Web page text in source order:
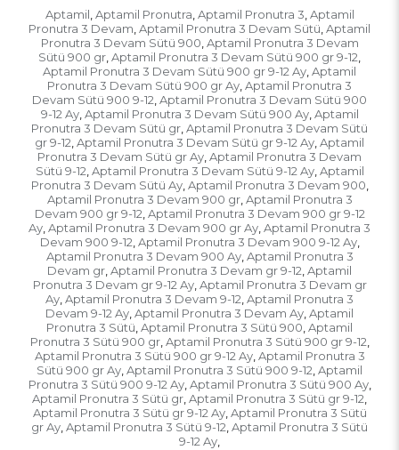
Aptamil, Aptamil Pronutra, Aptamil Pronutra 3, Aptamil
Pronutra 3 Devam, Aptamil Pronutra 3 Devam Sütü, Aptamil
Pronutra 3 Devam Sütü 900, Aptamil Pronutra 3 Devam
Sütü 900 gr, Aptamil Pronutra 3 Devam Sütü 900 gr 9-12,
Aptamil Pronutra 3 Devam Sütü 900 gr 9-12 Ay, Aptamil
Pronutra 3 Devam Sütü 900 gr Ay, Aptamil Pronutra 3
Devam Sütü 900 9-12, Aptamil Pronutra 3 Devam Sütü 900
9-12 Ay, Aptamil Pronutra 3 Devam Sütü 900 Ay, Aptamil
Pronutra 3 Devam Sütü gr, Aptamil Pronutra 3 Devam Sütü
gr 9-12, Aptamil Pronutra 3 Devam Sütü gr 9-12 Ay, Aptamil
Pronutra 3 Devam Sütü gr Ay, Aptamil Pronutra 3 Devam
Sütü 9-12, Aptamil Pronutra 3 Devam Sütü 9-12 Ay, Aptamil
Pronutra 3 Devam Sütü Ay, Aptamil Pronutra 3 Devam 900,
Aptamil Pronutra 3 Devam 900 gr, Aptamil Pronutra 3
Devam 900 gr 9-12, Aptamil Pronutra 3 Devam 900 gr 9-12
Ay, Aptamil Pronutra 3 Devam 900 gr Ay, Aptamil Pronutra 3
Devam 900 9-12, Aptamil Pronutra 3 Devam 900 9-12 Ay,
Aptamil Pronutra 3 Devam 900 Ay, Aptamil Pronutra 3
Devam gr, Aptamil Pronutra 3 Devam gr 9-12, Aptamil
Pronutra 3 Devam gr 9-12 Ay, Aptamil Pronutra 3 Devam gr
Ay, Aptamil Pronutra 3 Devam 9-12, Aptamil Pronutra 3
Devam 9-12 Ay, Aptamil Pronutra 3 Devam Ay, Aptamil
Pronutra 3 Sütü, Aptamil Pronutra 3 Sütü 900, Aptamil
Pronutra 3 Sütü 900 gr, Aptamil Pronutra 3 Sütü 900 gr 9-12,
Aptamil Pronutra 3 Sütü 900 gr 9-12 Ay, Aptamil Pronutra 3
Sütü 900 gr Ay, Aptamil Pronutra 3 Sütü 900 9-12, Aptamil
Pronutra 3 Sütü 900 9-12 Ay, Aptamil Pronutra 3 Sütü 900 Ay,
Aptamil Pronutra 3 Sütü gr, Aptamil Pronutra 3 Sütü gr 9-12,
Aptamil Pronutra 3 Sütü gr 9-12 Ay, Aptamil Pronutra 3 Sütü
gr Ay, Aptamil Pronutra 3 Sütü 9-12, Aptamil Pronutra 3 Sütü
9-12 Ay,